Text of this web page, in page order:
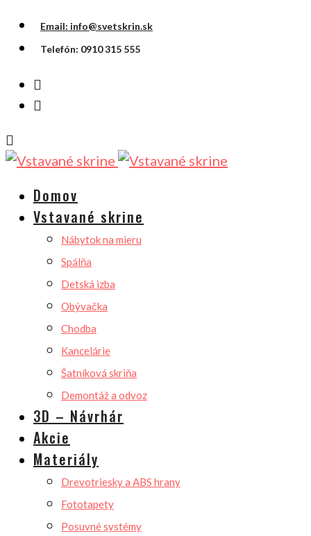
Email: info@svetskrin.sk
Telefón: 0910 315 555
Domov
Vstavané skrine
Nábytok na mieru
Spálňa
Detská izba
Obývačka
Chodba
Kancelárie
Šatníková skriňa
Demontáž a odvoz
3D – Návrhár
Akcie
Materiály
Drevotriesky a ABS hrany
Fototapety
Posuvné systémy